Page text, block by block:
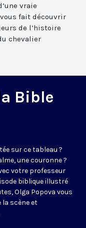
vraie
fait découvrir
de l’histoire
chevalier
Bible
sur ce tableau ?
une couronne ?
votre professeur
biblique illustré
Olga Popova vous
scène et